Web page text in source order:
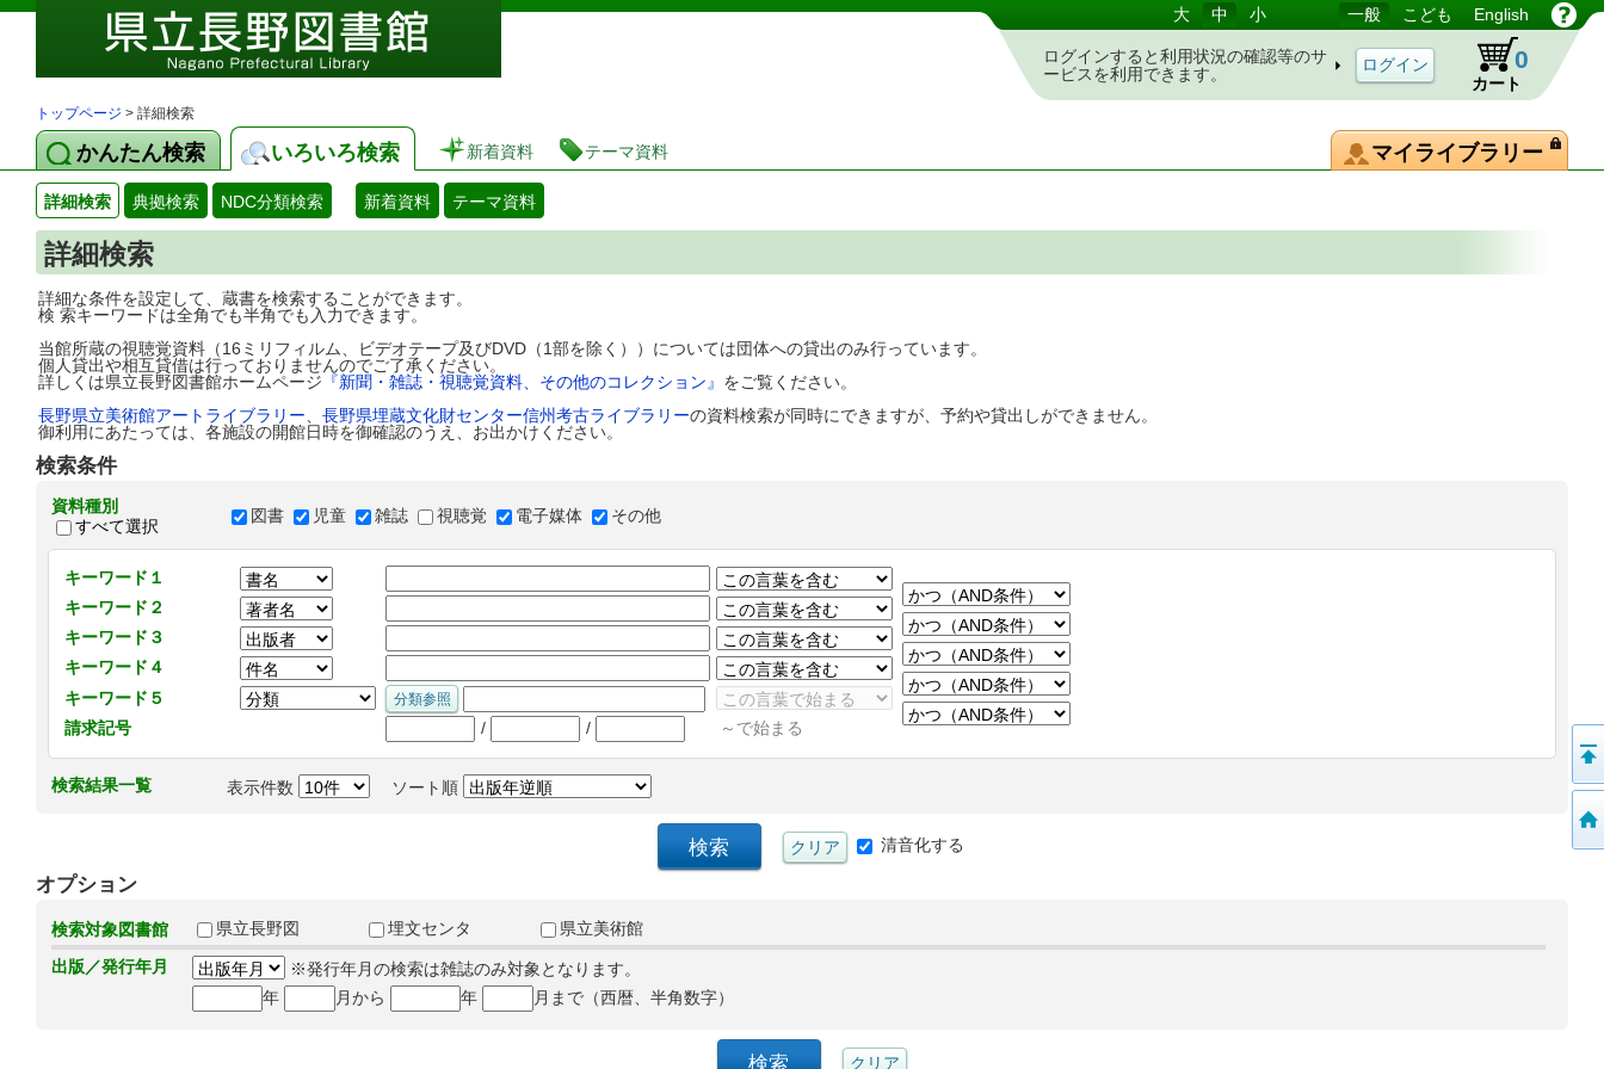
図書館 蔵書検索・予約システム 大 中 小 一般 こども English
ログインすると利用状況の確認等のサ
ービスを利用できます。
カート
0
トップページ > 詳細検索
かんたん検索 いろいろ検索 新着資料 テーマ資料 マイライブラリー
詳細検索 典拠検索 NDC分類検索 新着資料 テーマ資料
詳細検索
詳細な条件を設定して、蔵書を検索することができます。
検 索キーワードは全角でも半角でも入力できます。
当館所蔵の視聴覚資料（16ミリフィルム、ビデオテープ及びDVD（1部を除く））については団体への貸出のみ行っています。
個人貸出や相互貸借は行っておりませんのでご了承ください。
詳しくは県立長野図書館ホームページ 『新聞・雑誌・視聴覚資料、その他のコレクション』 をご覧ください。
長野県立美術館アートライブラリー
長野県埋蔵文化財センター信州考古ライブラリーの資料検索が同時にできますが、予約や貸出しができません。
御利用にあたっては、各施設の開館日時を御確認のうえ、お出かけください。
検索条件
資料種別
すべて選択
図書 児童 雑誌 視聴覚 電子媒体 その他
キーワード１
キーワード２
キーワード３
キーワード４
キーワード５
請求記号
/ / ～で始まる
検索結果一覧 表示件数 ソート順
清音化する
オプション
検索対象図書館 県立長野図 埋文センタ
県立美術館
出版／発行年月
※発行年月の検索は雑誌のみ対象となります。
年
月から 年 月まで（西暦、半角数字）